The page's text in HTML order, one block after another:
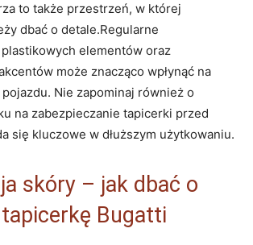
to także przestrzeń, w której
dbać o detale.Regularne
elementów oraz
może znacząco wpłynąć na
Nie zapominaj również o
na zabezpieczanie tapicerki przed
się kluczowe w dłuższym użytkowaniu.
skóry – jak dbać o
Bugatti